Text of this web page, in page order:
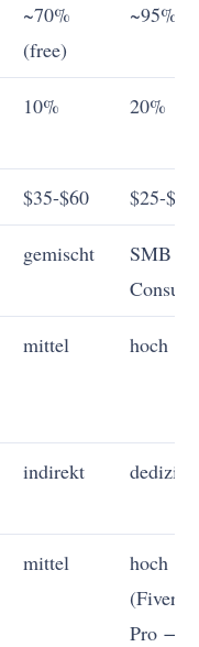
~70%
(free)
~95%
10% 20%
$35-$60 $25-$45
gemischt
SMB +
mittel hoch
indirekt dediziert
mittel
hoch
(Fiverr
Pro →